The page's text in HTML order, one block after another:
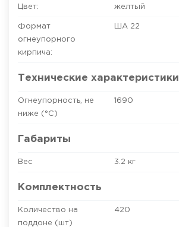
Цвет: желтый
Формат
огнеупорного
кирпича:
ША 22
Технические характеристики
Огнеупорность, не
ниже (°C)
1690
Габариты
Вес 3.2 кг
Комплектность
Количество на
поддоне (шт)
420